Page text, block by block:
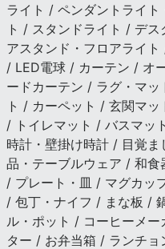
ライト / ペンダントライ
ト / スタンドライト / デ
アスタンド・フロアライ
/ LED電球 / カーテン / オ
ードカーテン / ラグ・マ
ト / カーペット / 玄関マ
/ トイレマット / バスマッ
時計・壁掛け時計 / 目覚
品・テーブルウェア / 和
/ プレート・皿 / マグカッ
/ 包丁・ナイフ / まな板 /
ル・ポット / コーヒーメ
ター / お弁当箱 / ランチ